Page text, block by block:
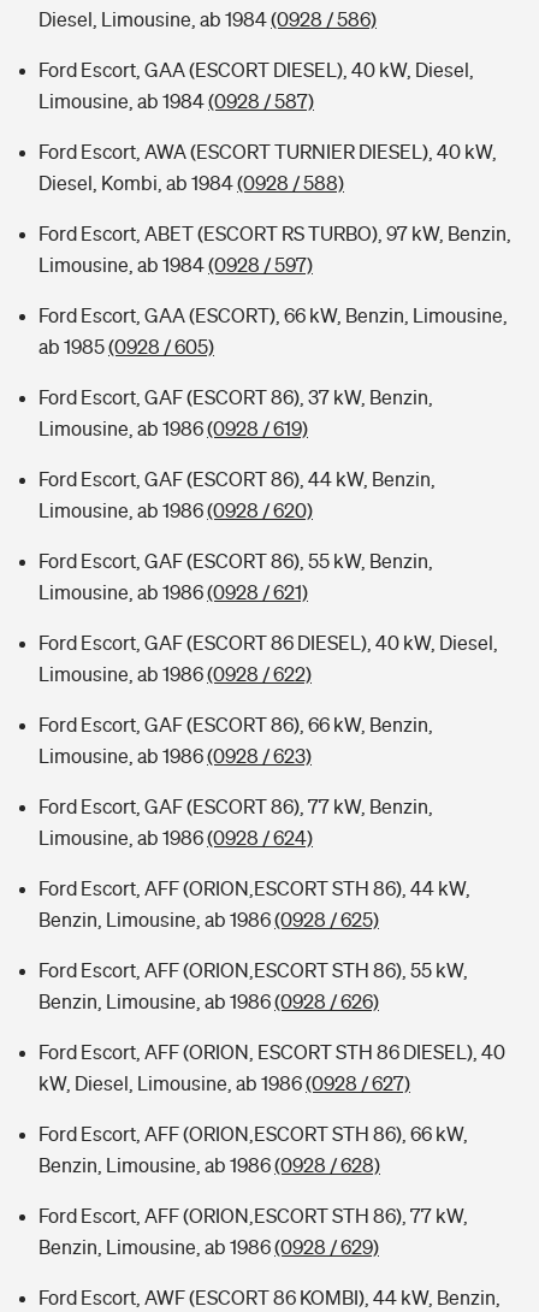
Diesel, Limousine, ab 1984(0928 / 586)
Ford Escort, GAA (ESCORT DIESEL), 40 kW, Diesel,
Limousine, ab 1984(0928 / 587)
Ford Escort, AWA (ESCORT TURNIER DIESEL), 40 kW,
Diesel, Kombi, ab 1984(0928 / 588)
Ford Escort, ABET (ESCORT RS TURBO), 97 kW, Benzin,
Limousine, ab 1984(0928 / 597)
Ford Escort, GAA (ESCORT), 66 kW, Benzin, Limousine,
ab 1985(0928 / 605)
Ford Escort, GAF (ESCORT 86), 37 kW, Benzin,
Limousine, ab 1986(0928 / 619)
Ford Escort, GAF (ESCORT 86), 44 kW, Benzin,
Limousine, ab 1986(0928 / 620)
Ford Escort, GAF (ESCORT 86), 55 kW, Benzin,
Limousine, ab 1986(0928 / 621)
Ford Escort, GAF (ESCORT 86 DIESEL), 40 kW, Diesel,
Limousine, ab 1986(0928 / 622)
Ford Escort, GAF (ESCORT 86), 66 kW, Benzin,
Limousine, ab 1986(0928 / 623)
Ford Escort, GAF (ESCORT 86), 77 kW, Benzin,
Limousine, ab 1986(0928 / 624)
Ford Escort, AFF (ORION,ESCORT STH 86), 44 kW,
Benzin, Limousine, ab 1986(0928 / 625)
Ford Escort, AFF (ORION,ESCORT STH 86), 55 kW,
Benzin, Limousine, ab 1986(0928 / 626)
Ford Escort, AFF (ORION, ESCORT STH 86 DIESEL), 40
kW, Diesel, Limousine, ab 1986(0928 / 627)
Ford Escort, AFF (ORION,ESCORT STH 86), 66 kW,
Benzin, Limousine, ab 1986(0928 / 628)
Ford Escort, AFF (ORION,ESCORT STH 86), 77 kW,
Benzin, Limousine, ab 1986(0928 / 629)
Ford Escort, AWF (ESCORT 86 KOMBI), 44 kW, Benzin,